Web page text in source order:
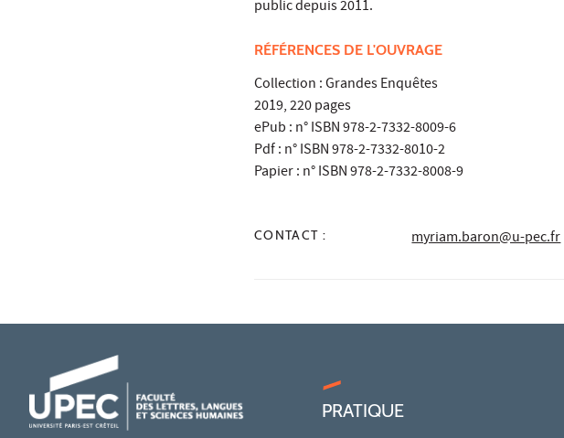
public depuis 2011.
RÉFÉRENCES DE L'OUVRAGE
Collection : Grandes Enquêtes
2019, 220 pages
ePub : n° ISBN 978-2-7332-8009-6
Pdf : n° ISBN 978-2-7332-8010-2
Papier : n° ISBN 978-2-7332-8008-9
CONTACT : myriam.baron@u-pec.fr
PRATIQUE